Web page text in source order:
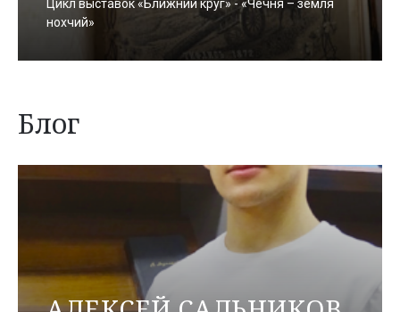
Цикл выставок «Ближний круг» - «Чечня – земля
нохчий»
Блог